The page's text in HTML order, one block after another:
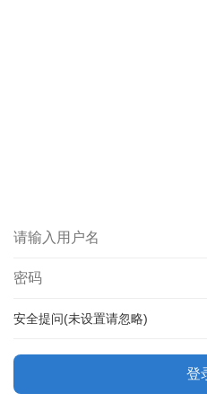
安全提问(未设置请忽略)
登